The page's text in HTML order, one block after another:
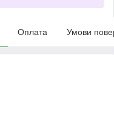
Оплата Умови